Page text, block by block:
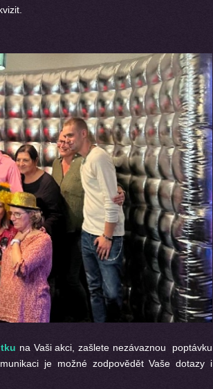
na Vaši akci, zašlete nezávaznou poptávku
je možné zodpovědět Vaše dotazy i